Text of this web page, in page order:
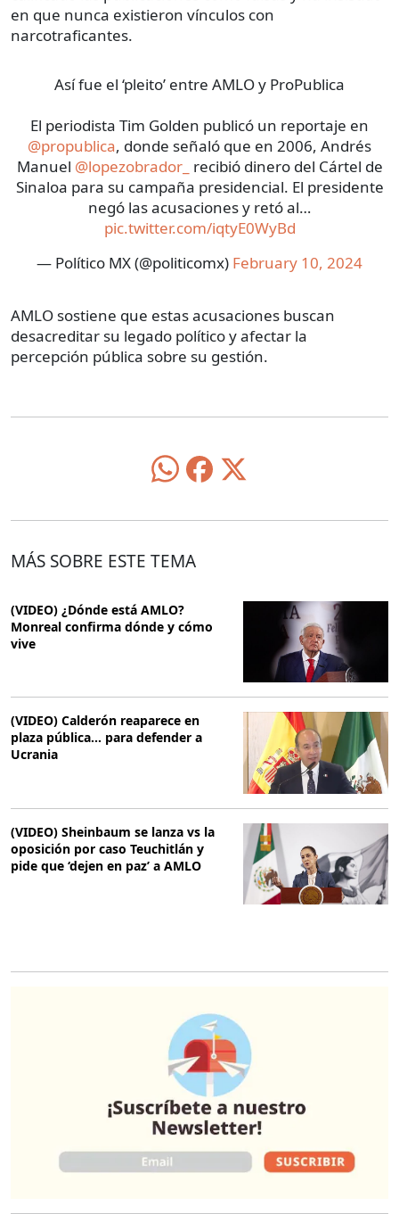
en que nunca existieron vínculos con
narcotraficantes.
Así fue el ‘pleito’ entre AMLO y ProPublica
El periodista Tim Golden publicó un reportaje en
@propublica, donde señaló que en 2006, Andrés
Manuel @lopezobrador_ recibió dinero del Cártel de
Sinaloa para su campaña presidencial. El presidente
negó las acusaciones y retó al…
pic.twitter.com/iqtyE0WyBd
— Político MX (@politicomx) February 10, 2024
AMLO sostiene que estas acusaciones buscan
desacreditar su legado político y afectar la
percepción pública sobre su gestión.
MÁS SOBRE ESTE TEMA
(VIDEO) ¿Dónde está AMLO?
Monreal confirma dónde y cómo
vive
(VIDEO) Calderón reaparece en
plaza pública... para defender a
Ucrania
(VIDEO) Sheinbaum se lanza vs la
oposición por caso Teuchitlán y
pide que ‘dejen en paz’ a AMLO